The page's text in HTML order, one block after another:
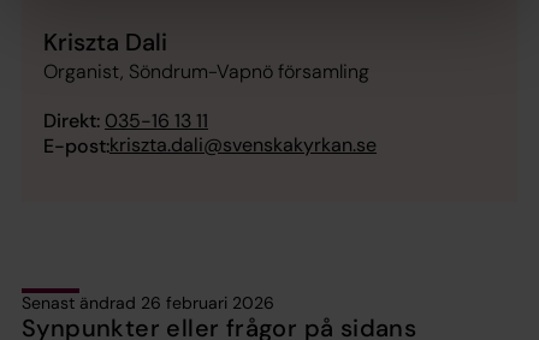
Kriszta Dali
Organist, Söndrum-Vapnö församling
Direkt: 035-16 13 11
E-post:kriszta.dali@svenskakyrkan.se
Senast ändrad 26 februari 2026
Synpunkter eller frågor på sidans